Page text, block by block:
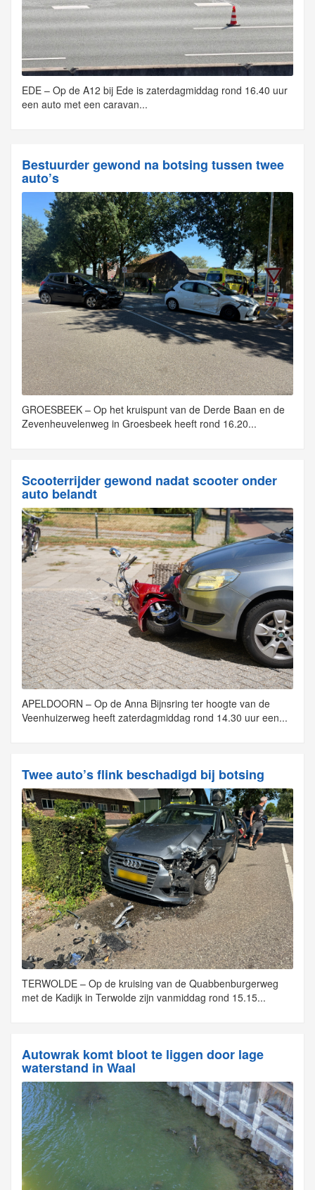
EDE – Op de A12 bij Ede is zaterdagmiddag rond 16.40 uur
een auto met een caravan...
Bestuurder gewond na botsing tussen twee
auto’s
GROESBEEK – Op het kruispunt van de Derde Baan en de
Zevenheuvelenweg in Groesbeek heeft rond 16.20...
Scooterrijder gewond nadat scooter onder
auto belandt
APELDOORN – Op de Anna Bijnsring ter hoogte van de
Veenhuizerweg heeft zaterdagmiddag rond 14.30 uur een...
Twee auto’s flink beschadigd bij botsing
TERWOLDE – Op de kruising van de Quabbenburgerweg
met de Kadijk in Terwolde zijn vanmiddag rond 15.15...
Autowrak komt bloot te liggen door lage
waterstand in Waal